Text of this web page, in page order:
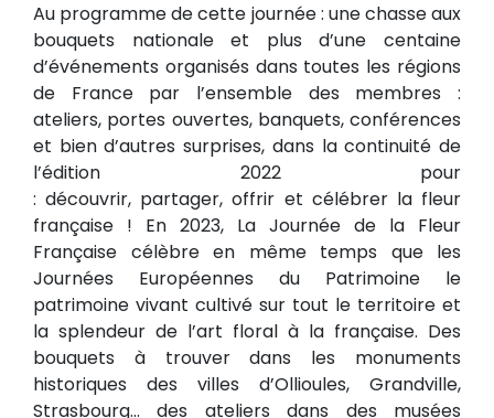
Au programme de cette journée : une chasse aux
bouquets nationale et plus d’une centaine
d’événements organisés dans toutes les régions
de France par l’ensemble des membres :
ateliers, portes ouvertes, banquets, conférences
et bien d’autres surprises, dans la continuité de
l’édition 2022 pour
: découvrir, partager, offrir et célébrer la fleur
française ! En 2023, La Journée de la Fleur
Française célèbre en même temps que les
Journées Européennes du Patrimoine le
patrimoine vivant cultivé sur tout le territoire et
la splendeur de l’art floral à la française. Des
bouquets à trouver dans les monuments
historiques des villes d’Ollioules, Grandville,
Strasbourg… des ateliers dans des musées